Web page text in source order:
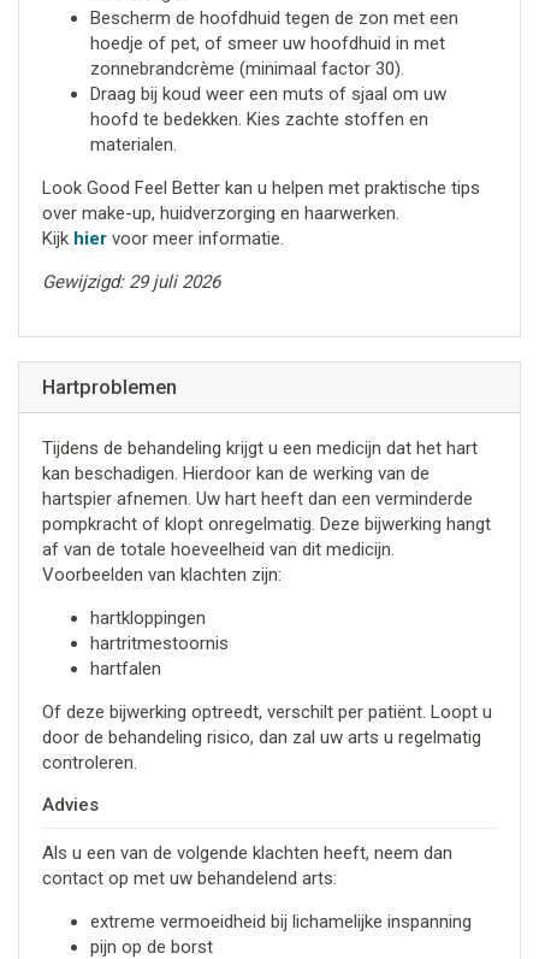
Bescherm de hoofdhuid tegen de zon met een
hoedje of pet, of smeer uw hoofdhuid in met
zonnebrandcrème (minimaal factor 30).
Draag bij koud weer een muts of sjaal om uw
hoofd te bedekken. Kies zachte stoffen en
materialen.
Look Good Feel Better kan u helpen met praktische tips
over make-up, huidverzorging en haarwerken.
Kijk hiervoor meer informatie.
Gewijzigd: 29 juli 2026
Hartproblemen
Tijdens de behandeling krijgt u een medicijn dat het hart
kan beschadigen. Hierdoor kan de werking van de
hartspier afnemen. Uw hart heeft dan een verminderde
pompkracht of klopt onregelmatig. Deze bijwerking hangt
af van de totale hoeveelheid van dit medicijn.
Voorbeelden van klachten zijn:
hartkloppingen
hartritmestoornis
hartfalen
Of deze bijwerking optreedt, verschilt per patiënt. Loopt u
door de behandeling risico, dan zal uw arts u regelmatig
controleren.
Advies
Als u een van de volgende klachten heeft, neem dan
contact op met uw behandelend arts:
extreme vermoeidheid bij lichamelijke inspanning
pijn op de borst